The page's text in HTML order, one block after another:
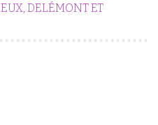
DELÉMONT ET